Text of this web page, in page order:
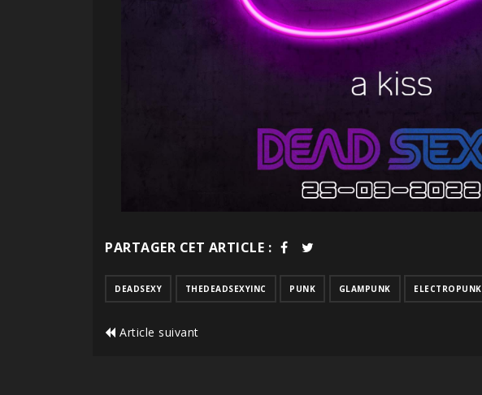
PARTAGER CET ARTICLE :
DEADSEXY THEDEADSEXYINC PUNK GLAMPUNK ELECTROPUNK
Article suivant